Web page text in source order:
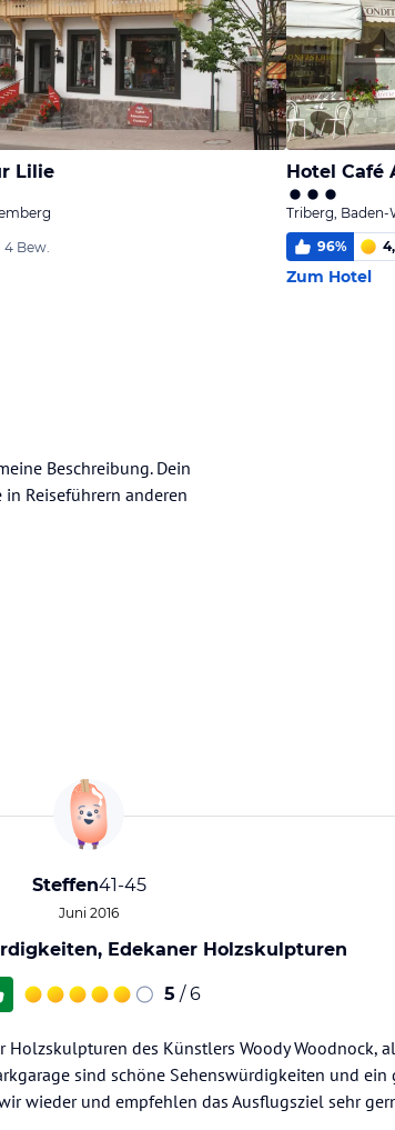
Lilie
4 Bew.
Hotel Café
Triberg,
96%
Zum Hotel
Beschreibung. Dein
Reiseführern anderen
Steffen41-45
Juni 2016
Edekaner Holzskulpturen
5 / 6
Holzskulpturen des Künstlers Woody Woodnock,
sind schöne Sehenswürdigkeiten und ein
wieder und empfehlen das Ausflugsziel sehr